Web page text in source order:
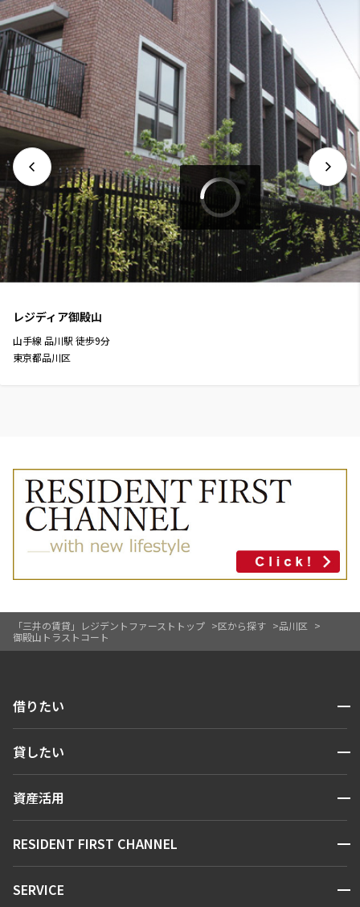
「三井の賃貸」レジデントファーストトップ 区から探す
品川区
御殿山トラストコート
レジディア御殿山
山手線 品川駅 徒歩9分
東京都品川区
借りたい 開閉
人気エリアから探す
新着情報から探す
貸したい 開閉
お問い合わせ
資産活用 開閉
お問い合わせ
RESIDENT FIRST CHANNEL 開閉
マンションレポート
SERVICE 開閉